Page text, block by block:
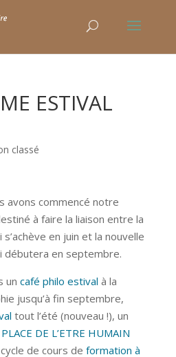
ESTIVAL
classé
avons commencé notre
à faire la liaison entre la
en juin et la nouvelle
débutera en septembre.
un café philo estival à la
jusqu’à fin septembre,
tout l’été (nouveau !), un
DE L’ETRE HUMAIN
de cours de formation à